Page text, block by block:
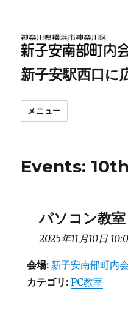
新子安駅西口に
メニュー
Events:
パソコン教室
2025年11月10日
会場: 新子安南部町内
カテゴリ: PC教室